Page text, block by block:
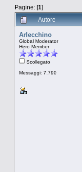
Pagine: [1]
Autore
Arlecchino
Global Moderator
Hero Member
Scollegato
Messaggi: 7.790